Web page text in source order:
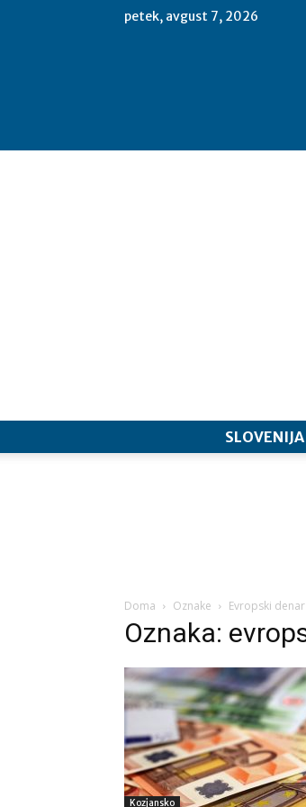
petek, avgust 7, 2026
SLOVENIJA
Doma Oznake Evropski denar
Oznaka:
Kozjansko